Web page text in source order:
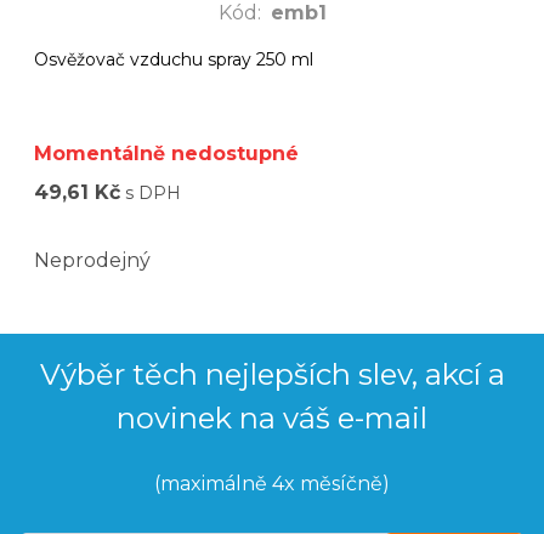
Kód : emb1
Osvěžovač vzduchu spray 250 ml
Momentálně nedostupné
49,61 Kč s DPH
Neprodejný
Výběr těch nejlepších slev, akcí a
novinek na váš e-mail
(maximálně 4x měsíčně)